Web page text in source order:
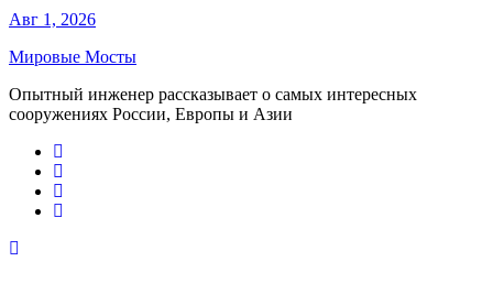
Авг 1, 2026
Мировые Мосты
Опытный инженер рассказывает о самых интересных
сооружениях России, Европы и Азии